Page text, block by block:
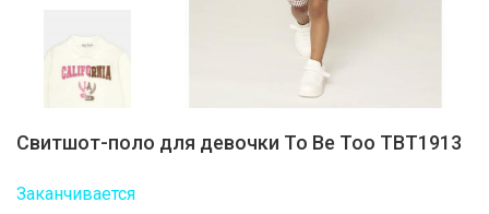
Свитшот-поло для девочки To Be Too TBT1913
Заканчивается